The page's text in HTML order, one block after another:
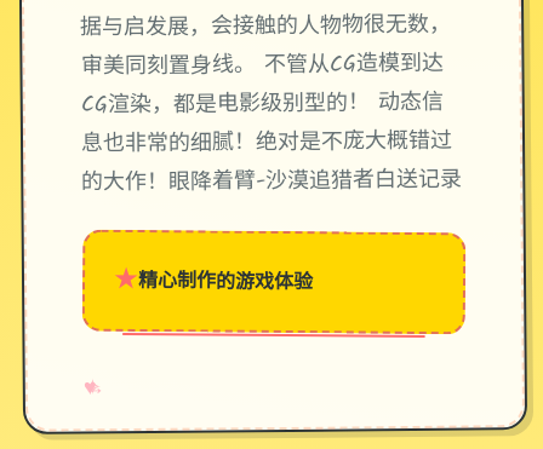
据与启发展，会接触的人物物很无数，
审美同刻置身线。 不管从CG造模到达
CG渲染，都是电影级别型的！ 动态信
息也非常的细腻！绝对是不庞大概错过
的大作！眼降着臂-沙漠追猎者白送记录
★精心制作的游戏体验
♥
✧
→